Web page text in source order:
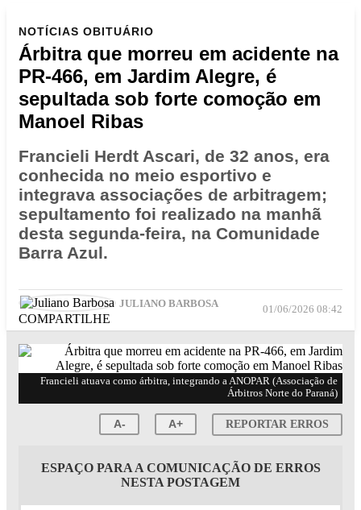
NOTÍCIAS OBITUÁRIO
Árbitra que morreu em acidente na
PR-466, em Jardim Alegre, é
sepultada sob forte comoção em
Manoel Ribas
Francieli Herdt Ascari, de 32 anos, era
conhecida no meio esportivo e
integrava associações de arbitragem;
sepultamento foi realizado na manhã
desta segunda-feira, na Comunidade
Barra Azul.
JULIANO BARBOSA 01/06/2026 08:42
COMPARTILHE
Francieli atuava como árbitra, integrando a ANOPAR (Associação de
Árbitros Norte do Paraná)
A- A+ REPORTAR ERROS
ESPAÇO PARA A COMUNICAÇÃO DE ERROS
NESTA POSTAGEM